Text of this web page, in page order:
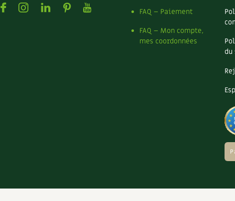
FacebookInstagramLinkedin
PinterestYoutube FAQ – Paiement
FAQ – Mon compte,
mes coordonnées